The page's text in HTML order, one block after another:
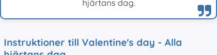
hjärtans dag.
Instruktioner till Valentine's day - Alla